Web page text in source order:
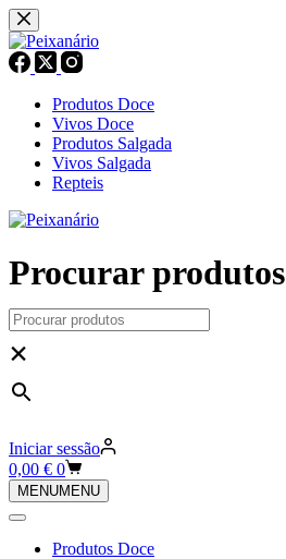
Pular
para
o
conteúdo
Produtos Doce
Vivos Doce
Produtos Salgada
Vivos Salgada
Repteis
Procurar produtos
×
Iniciar sessão
Carrinho
de
compras
0,00 € 0
MENUMENU
Produtos Doce